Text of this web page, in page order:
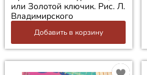
или Золотой ключик. Рис. Л.
Владимирского
Добавить в корзину